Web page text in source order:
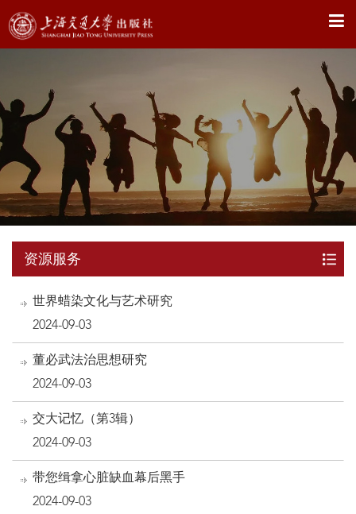
X
资源服务
世界蜡染文化与艺术研究
2024-09-03
董必武法治思想研究
2024-09-03
交大记忆（第3辑）
2024-09-03
带您缉拿心脏缺血幕后黑手
2024-09-03